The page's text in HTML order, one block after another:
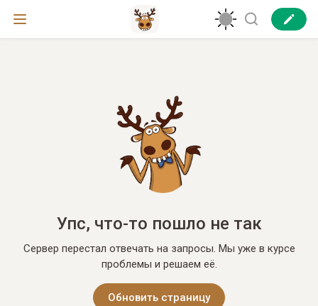
Упс, что-то пошло не так
Сервер перестал отвечать на запросы. Мы уже в курсе
проблемы и решаем её.
Обновить страницу